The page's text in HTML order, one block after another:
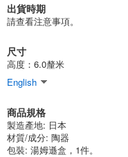
出貨時期
請查看注意事項。
尺寸
高度：6.0釐米
English
商品規格
製造產地: 日本
材質/成分: 陶器
包裝: 湯姆遜盒，1件。